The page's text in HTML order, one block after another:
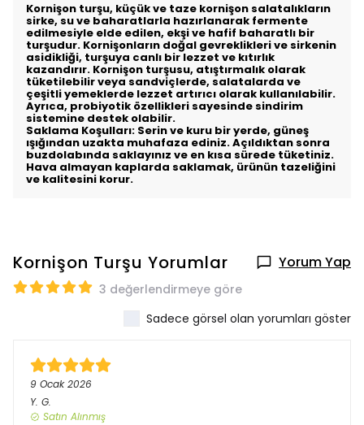
Kornişon turşu, küçük ve taze kornişon salatalıkların
sirke, su ve baharatlarla hazırlanarak fermente
edilmesiyle elde edilen, ekşi ve hafif baharatlı bir
turşudur. Kornişonların doğal gevreklikleri ve sirkenin
asidikliği, turşuya canlı bir lezzet ve kıtırlık
kazandırır. Kornişon turşusu, atıştırmalık olarak
tüketilebilir veya sandviçlerde, salatalarda ve
çeşitli yemeklerde lezzet artırıcı olarak kullanılabilir.
Ayrıca, probiyotik özellikleri sayesinde sindirim
sistemine destek olabilir.
Saklama Koşulları: Serin ve kuru bir yerde, güneş
ışığından uzakta muhafaza ediniz. Açıldıktan sonra
buzdolabında saklayınız ve en kısa sürede tüketiniz.
Hava almayan kaplarda saklamak, ürünün tazeliğini
ve kalitesini korur.
Kornişon Turşu Yorumlar Yorum Yap
3 değerlendirmeye göre
Sadece görsel olan yorumları göster
9 Ocak 2026
Y. G.
Satın Alınmış